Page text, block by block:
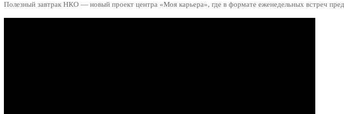
Полезный завтрак НКО — новый проект центра «Моя карьера», где в формате еженедельных встреч